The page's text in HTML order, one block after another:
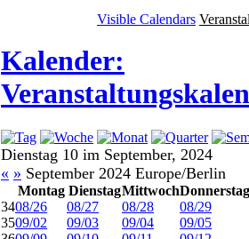
Visible Calendars
Kalender:
Dienstag 10 im September, 2024
« » September 2024 Europe/Berlin
Montag DienstagMittwochDonnerstag
3408/26 08/27 08/28
08/29
3509/02 09/03 09/04
09/05